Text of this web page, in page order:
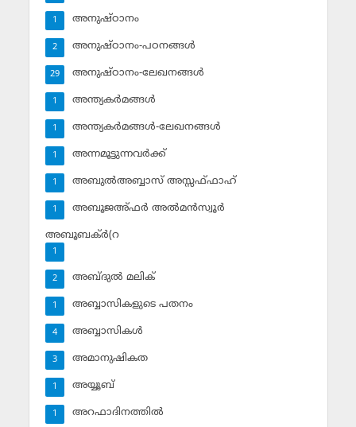
അനുഷ്ഠാനം
1
അനുഷ്ഠാനം-പഠനങ്ങള്‍
2
അനുഷ്ഠാനം-ലേഖനങ്ങള്‍
29
അന്ത്യകര്‍മങ്ങള്‍
1
അന്ത്യകര്‍മങ്ങള്‍-ലേഖനങ്ങള്‍
1
അന്നമൂട്ടുന്നവര്‍ക്ക്
1
അബുല്‍അബ്ബാസ് അസ്സഫ്ഫാഹ്‌
1
അബൂജഅ്ഫര്‍ അല്‍മന്‍സ്വൂര്‍
1
അബൂബക്ര്‍(റ
1
അബ്ദുല്‍ മലിക്‌
2
അബ്ബാസികളുടെ പതനം
1
അബ്ബാസികള്‍
4
അമാനുഷികത
3
അയ്യൂബ്‌
1
അറഫാദിനത്തില്‍
1